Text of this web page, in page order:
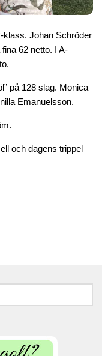
klass. Johan Schröder
62 netto. I A-
på 128 slag. Monica
Emanuelsson.
och dagens trippel